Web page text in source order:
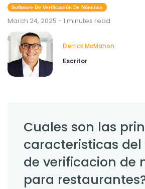
Software De Verificación De Nóminas
March 24, 2025 - 1 minutes read
Derrick McMahon
Escritor
Cuales son las
caracteristicas
de verificacion de
para